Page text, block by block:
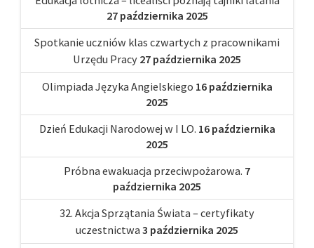
27 października 2025
Spotkanie uczniów klas czwartych z pracownikami
Urzędu Pracy 27 października 2025
Olimpiada Języka Angielskiego 16 października
2025
Dzień Edukacji Narodowej w I LO. 16 października
2025
Próbna ewakuacja przeciwpożarowa. 7
października 2025
32. Akcja Sprzątania Świata – certyfikaty
uczestnictwa 3 października 2025